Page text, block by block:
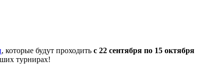
, которые будут проходить с 22 сентября по 15 октября
турнирах!